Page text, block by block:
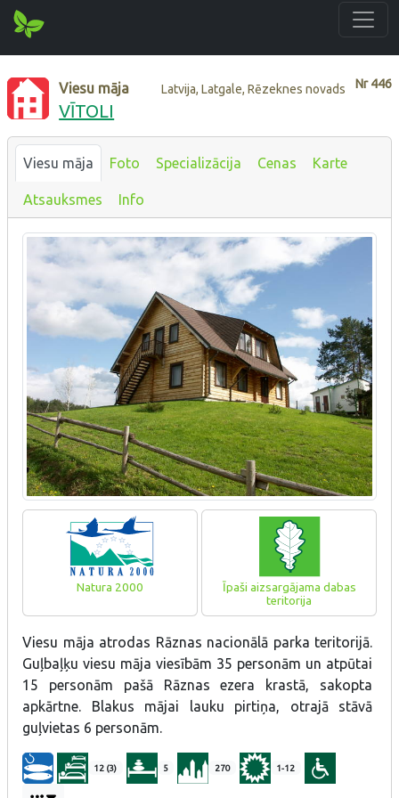
Nr446
Viesu māja Latvija, Latgale, Rēzeknes novads
VĪTOLI
Viesu māja Foto Specializācija Cenas Karte
Atsauksmes Info
Natura 2000
Īpaši aizsargājama dabas
teritorija
Viesu māja atrodas Rāznas nacionālā parka teritorijā.
Guļbaļķu viesu māja viesībām 35 personām un atpūtai
15 personām pašā Rāznas ezera krastā, sakopta
apkārtne. Blakus mājai lauku pirtiņa, otrajā stāvā
guļvietas 6 personām.
12 (3) 5 270 1-12